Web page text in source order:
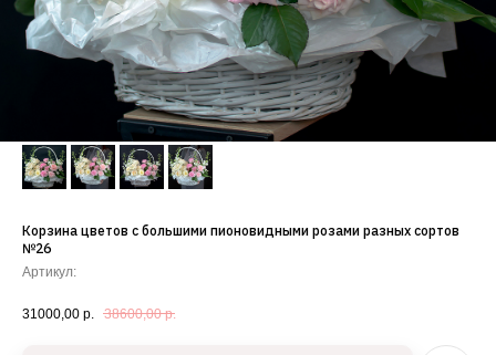
Корзина цветов с большими пионовидными розами разных сортов
№26
Артикул:
31000,00 р. 38600,00 р.